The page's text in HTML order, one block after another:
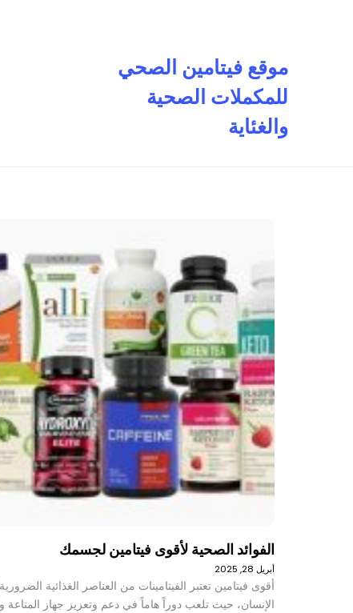
موقع فيتامين الصحي
للمكملات الصحية
والغئاية
الفوائد الصحية لأقوى فيتامين لجسمك
أبريل 28, 2025
أقوى فيتامين تعتبر الفيتامينات من العناصر الغذائية
الإنسان، حيث تلعب دوراً هاماً في دعم وتعزيز جهاز المناعة